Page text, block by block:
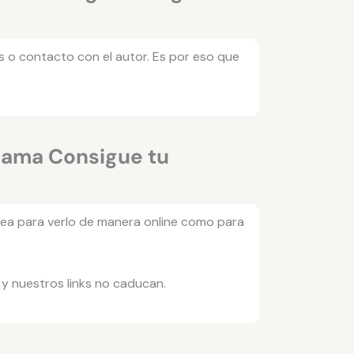
o contacto con el autor. Es por eso que
Consigue tu
para verlo de manera online como para
nuestros links no caducan.